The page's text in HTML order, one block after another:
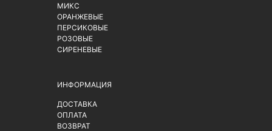
МИКС
ОРАНЖЕВЫЕ
ПЕРСИКОВЫЕ
РОЗОВЫЕ
СИРЕНЕВЫЕ
ИНФОРМАЦИЯ
ДОСТАВКА
ОПЛАТА
ВОЗВРАТ